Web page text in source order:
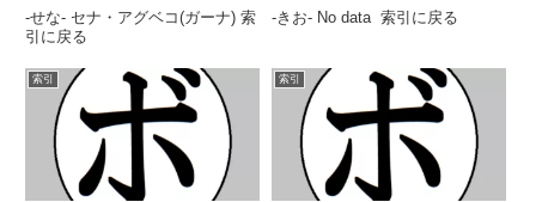
-せな- セナ・アグベコ(ガーナ) 索
引に戻る
-きお- No data 索引に戻る
索引 索引